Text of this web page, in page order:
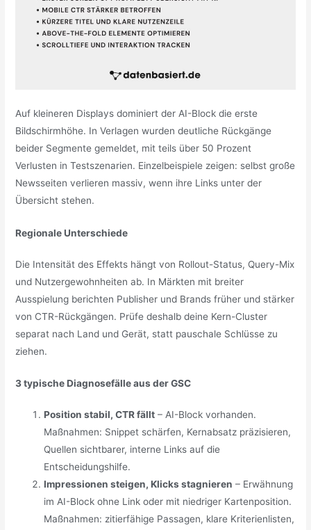
Auf kleineren Displays dominiert der AI-Block die erste
Bildschirmhöhe. In Verlagen wurden deutliche Rückgänge
beider Segmente gemeldet, mit teils über 50 Prozent
Verlusten in Testszenarien. Einzelbeispiele zeigen: selbst große
Newsseiten verlieren massiv, wenn ihre Links unter der
Übersicht stehen.
Regionale Unterschiede
Die Intensität des Effekts hängt von Rollout-Status, Query-Mix
und Nutzergewohnheiten ab. In Märkten mit breiter
Ausspielung berichten Publisher und Brands früher und stärker
von CTR-Rückgängen. Prüfe deshalb deine Kern-Cluster
separat nach Land und Gerät, statt pauschale Schlüsse zu
ziehen.
3 typische Diagnosefälle aus der GSC
Position stabil, CTR fällt – AI-Block vorhanden.
Maßnahmen: Snippet schärfen, Kernabsatz präzisieren,
Quellen sichtbarer, interne Links auf die
Entscheidungshilfe.
Impressionen steigen, Klicks stagnieren – Erwähnung
im AI-Block ohne Link oder mit niedriger Kartenposition.
Maßnahmen: zitierfähige Passagen, klare Kriterienlisten,